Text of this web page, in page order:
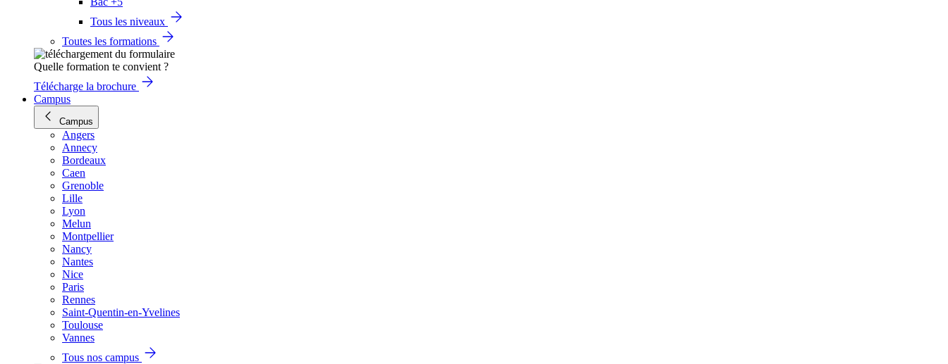
Tous les niveaux
Toutes les formations
Quelle formation te convient ?
Télécharge la brochure
Campus
Campus
Angers
Annecy
Bordeaux
Caen
Grenoble
Lille
Lyon
Melun
Montpellier
Nancy
Nantes
Nice
Paris
Rennes
Saint-Quentin-en-Yvelines
Toulouse
Vannes
Tous nos campus